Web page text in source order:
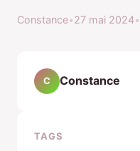
Constance•27 mai 2024•
C Constance
TAGS